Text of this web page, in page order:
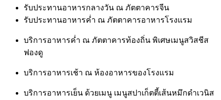
รับประทานอาหารกลางวัน ณ ภัตตาคารจีน
รับประทานอาหารค่ำ ณ ภัตตาคารอาหารโรงแรม
บริการอาหารค่ำ ณ ภัตตาคารท้องถิ่น พิเศษเมนูสวิสชีส
ฟองดู
บริการอาหารเช้า ณ ห้องอาหารของโรงแรม
บริการอาหารเย็น ด้วยเมนู เมนูสปาเก็ตตี้เส้นหมึกดำเวนิส